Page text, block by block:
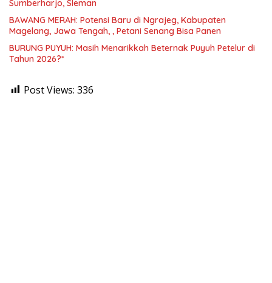
Sumberharjo, Sleman
BAWANG MERAH: Potensi Baru di Ngrajeg, Kabupaten
Magelang, Jawa Tengah, , Petani Senang Bisa Panen
BURUNG PUYUH: Masih Menarikkah Beternak Puyuh Petelur di
Tahun 2026?*
Post Views: 336